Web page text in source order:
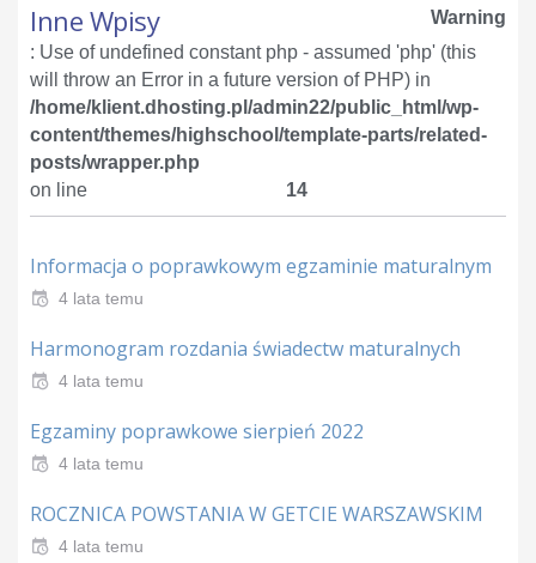
Inne Wpisy
Warning
: Use of undefined constant php - assumed 'php' (this
will throw an Error in a future version of PHP) in
/home/klient.dhosting.pl/admin22/public_html/wp-
content/themes/highschool/template-parts/related-
posts/wrapper.php
on line
14
Informacja o poprawkowym egzaminie maturalnym
4 lata temu
Harmonogram rozdania świadectw maturalnych
4 lata temu
Egzaminy poprawkowe sierpień 2022
4 lata temu
ROCZNICA POWSTANIA W GETCIE WARSZAWSKIM
4 lata temu